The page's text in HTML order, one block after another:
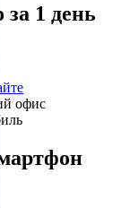
1 день
офис